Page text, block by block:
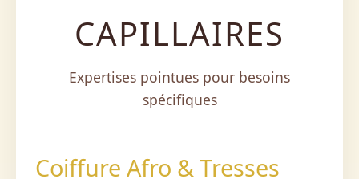
CAPILLAIRES
Expertises pointues pour besoins
spécifiques
Coiffure Afro & Tresses